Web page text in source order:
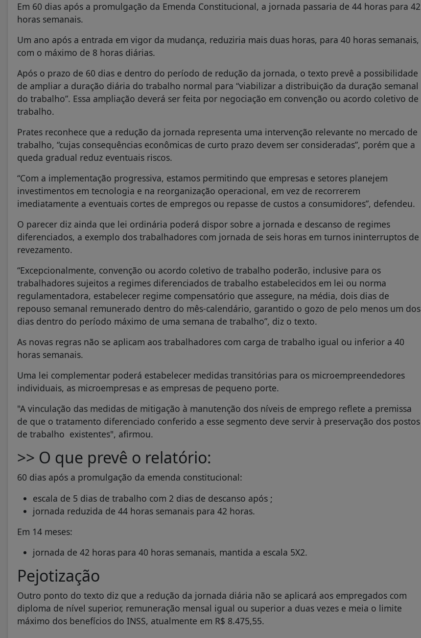
Em 60 dias após a promulgação da Emenda Constitucional, a jornada passaria de 44 horas para 42
horas semanais.
Um ano após a entrada em vigor da mudança, reduziria mais duas horas, para 40 horas semanais,
com o máximo de 8 horas diárias.
Após o prazo de 60 dias e dentro do período de redução da jornada, o texto prevê a possibilidade
de ampliar a duração diária do trabalho normal para “viabilizar a distribuição da duração semanal
do trabalho”. Essa ampliação deverá ser feita por negociação em convenção ou acordo coletivo de
trabalho.
Prates reconhece que a redução da jornada representa uma intervenção relevante no mercado de
trabalho, “cujas consequências econômicas de curto prazo devem ser consideradas”, porém que a
queda gradual reduz eventuais riscos.
“Com a implementação progressiva, estamos permitindo que empresas e setores planejem
investimentos em tecnologia e na reorganização operacional, em vez de recorrerem
imediatamente a eventuais cortes de empregos ou repasse de custos a consumidores”, defendeu.
O parecer diz ainda que lei ordinária poderá dispor sobre a jornada e descanso de regimes
diferenciados, a exemplo dos trabalhadores com jornada de seis horas em turnos ininterruptos de
revezamento.
“Excepcionalmente, convenção ou acordo coletivo de trabalho poderão, inclusive para os
trabalhadores sujeitos a regimes diferenciados de trabalho estabelecidos em lei ou norma
regulamentadora, estabelecer regime compensatório que assegure, na média, dois dias de
repouso semanal remunerado dentro do mês-calendário, garantido o gozo de pelo menos um dos
dias dentro do período máximo de uma semana de trabalho”, diz o texto.
As novas regras não se aplicam aos trabalhadores com carga de trabalho igual ou inferior a 40
horas semanais.
Uma lei complementar poderá estabelecer medidas transitórias para os microempreendedores
individuais, as microempresas e as empresas de pequeno porte.
"A vinculação das medidas de mitigação à manutenção dos níveis de emprego reflete a premissa
de que o tratamento diferenciado conferido a esse segmento deve servir à preservação dos postos
de trabalho existentes", afirmou.
>> O que prevê o relatório:
60 dias após a promulgação da emenda constitucional:
escala de 5 dias de trabalho com 2 dias de descanso após ;
jornada reduzida de 44 horas semanais para 42 horas.
Em 14 meses:
jornada de 42 horas para 40 horas semanais, mantida a escala 5X2.
Pejotização
Outro ponto do texto diz que a redução da jornada diária não se aplicará aos empregados com
diploma de nível superior, remuneração mensal igual ou superior a duas vezes e meia o limite
máximo dos benefícios do INSS, atualmente em R$ 8.475,55.